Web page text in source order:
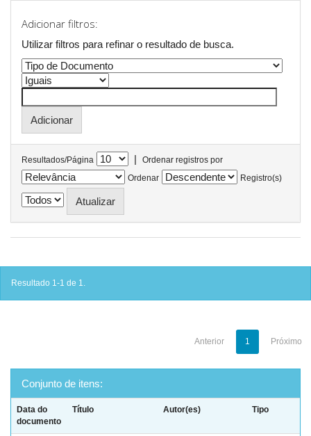
Adicionar filtros:
Utilizar filtros para refinar o resultado de busca.
Resultados/Página |
Ordenar registros por
Ordenar
Registro(s)
Resultado 1-1 de 1.
Anterior 1 Próximo
Conjunto de itens:
Data do
documento
Título Autor(es) Tipo